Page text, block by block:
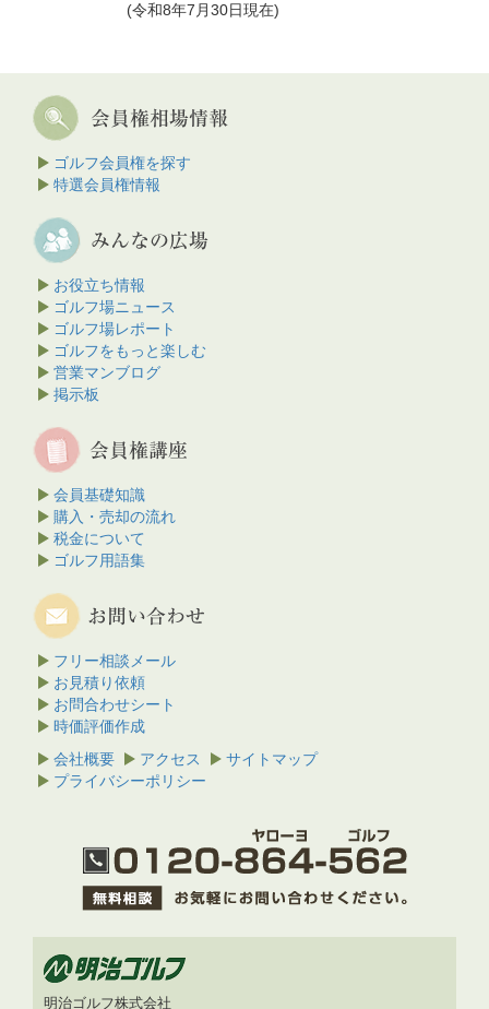
(令和8年7月30日現在)
ゴルフ会員権を探す
特選会員権情報
お役立ち情報
ゴルフ場ニュース
ゴルフ場レポート
ゴルフをもっと楽しむ
営業マンブログ
掲示板
会員基礎知識
購入・売却の流れ
税金について
ゴルフ用語集
フリー相談メール
お見積り依頼
お問合わせシート
時価評価作成
会社概要
アクセス
サイトマップ
プライバシーポリシー
明治ゴルフ株式会社